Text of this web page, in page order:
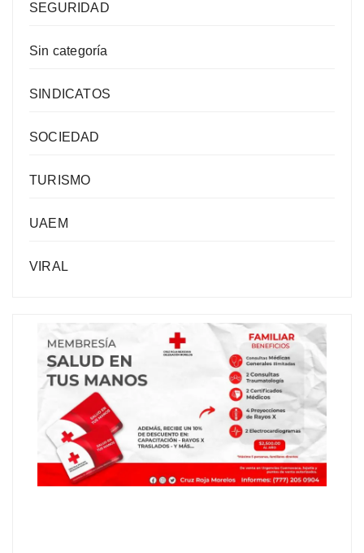
SEGURIDAD
Sin categoría
SINDICATOS
SOCIEDAD
TURISMO
UAEM
VIRAL